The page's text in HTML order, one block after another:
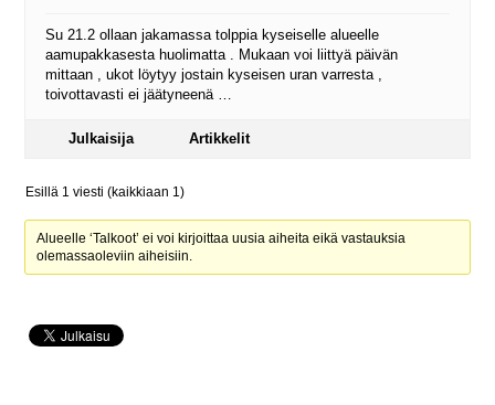
Su 21.2 ollaan jakamassa tolppia kyseiselle alueelle
aamupakkasesta huolimatta . Mukaan voi liittyä päivän
mittaan , ukot löytyy jostain kyseisen uran varresta ,
toivottavasti ei jäätyneenä …
Julkaisija Artikkelit
Esillä 1 viesti (kaikkiaan 1)
Alueelle ‘Talkoot’ ei voi kirjoittaa uusia aiheita eikä vastauksia
olemassaoleviin aiheisiin.